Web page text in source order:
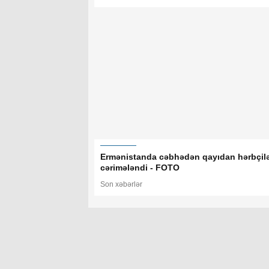
Ermənistanda cəbhədən qayıdan
cərimələndi - FOTO
Son xəbərlər